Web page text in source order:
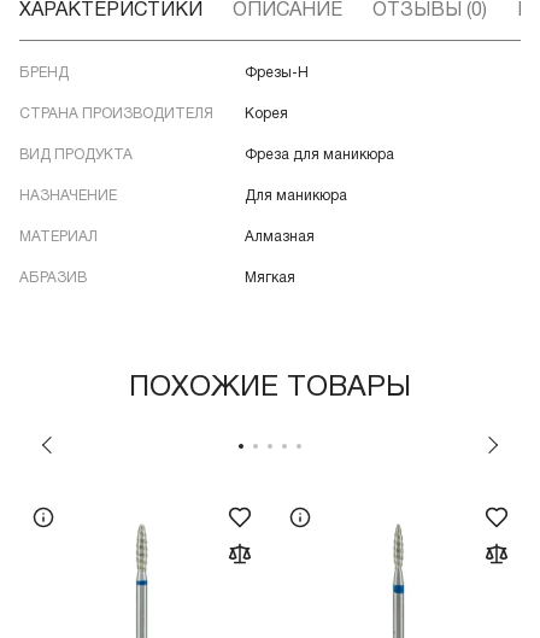
ХАРАКТЕРИСТИКИ ОПИСАНИЕ ОТЗЫВЫ (0)
БРЕНД Фрезы-Н
СТРАНА ПРОИЗВОДИТЕЛЯ Корея
ВИД ПРОДУКТА Фреза для маникюра
НАЗНАЧЕНИЕ Для маникюра
МАТЕРИАЛ Алмазная
АБРАЗИВ Мягкая
ПОХОЖИЕ ТОВАРЫ